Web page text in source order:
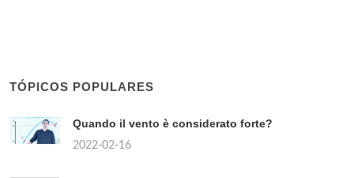
TÓPICOS POPULARES
Quando il vento è considerato forte?
2022-02-16